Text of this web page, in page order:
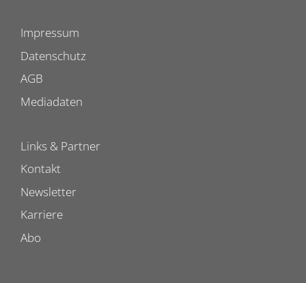
Impressum
Datenschutz
AGB
Mediadaten
Links & Partner
Kontakt
Newsletter
Karriere
Abo